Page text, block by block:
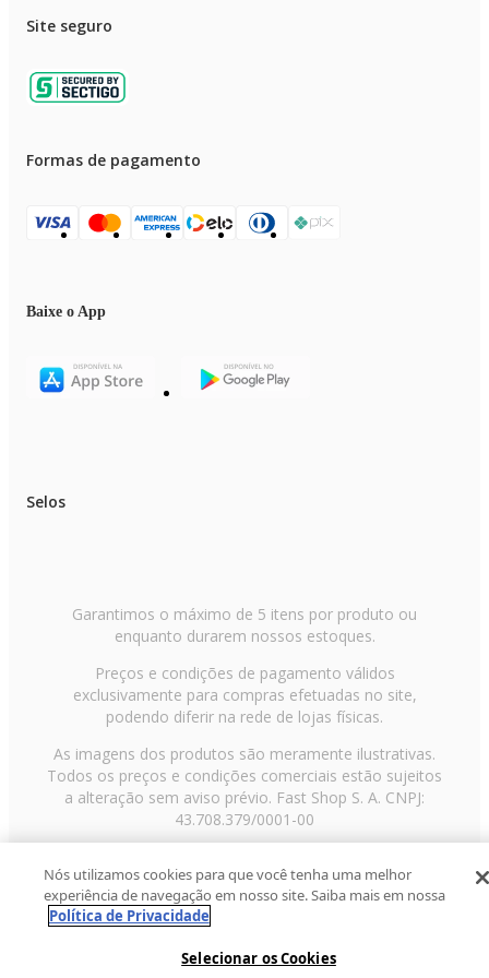
Site seguro
Formas de pagamento
Baixe o App
Selos
Garantimos o máximo de 5 itens por produto ou
enquanto durarem nossos estoques.
Preços e condições de pagamento válidos
exclusivamente para compras efetuadas no site,
podendo diferir na rede de lojas físicas.
As imagens dos produtos são meramente ilustrativas.
Todos os preços e condições comerciais estão sujeitos
a alteração sem aviso prévio. Fast Shop S. A. CNPJ:
43.708.379/0001-00
Paulo/SP, CEP 02029-001, Telefone: 11 3003-3728 ©
2013 Fast Shop - Todos os direitos reservadosRF
Nós utilizamos cookies para que você tenha uma melhor
experiência de navegação em nosso site. Saiba mais em nossa
Política de Privacidade
Selecionar os Cookies